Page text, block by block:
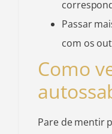
Passar
com os
Como
Pare de mentir